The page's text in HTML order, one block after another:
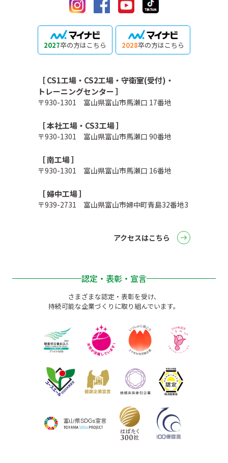
2027卒の方はこちら 2028卒の方はこちら
［ CS1工場・CS2工場・守衛室(受付)・
トレーニングセンター ］
〒930-1301 富山県富山市馬瀬口 17番地
［ 本社工場・CS3工場 ］
〒930-1301 富山県富山市馬瀬口 90番地
［ 南工場 ］
〒930-1301 富山県富山市馬瀬口 16番地
［ 婦中工場 ］
〒939-2731 富山県富山市婦中町青島32番地3
アクセスはこちら
認定・表彰・宣言
さまざまな認定・表彰を受け、
持続可能な企業づくりに取り組んでいます。